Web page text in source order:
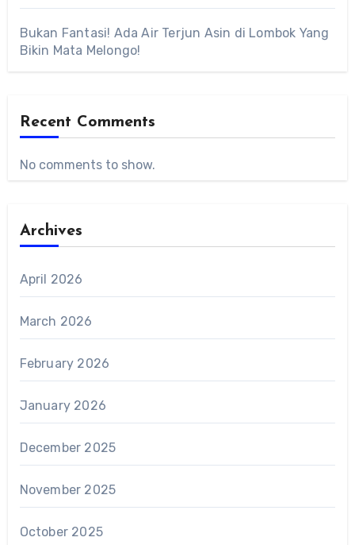
Bukan Fantasi! Ada Air Terjun Asin di Lombok Yang
Bikin Mata Melongo!
Recent Comments
No comments to show.
Archives
April 2026
March 2026
February 2026
January 2026
December 2025
November 2025
October 2025